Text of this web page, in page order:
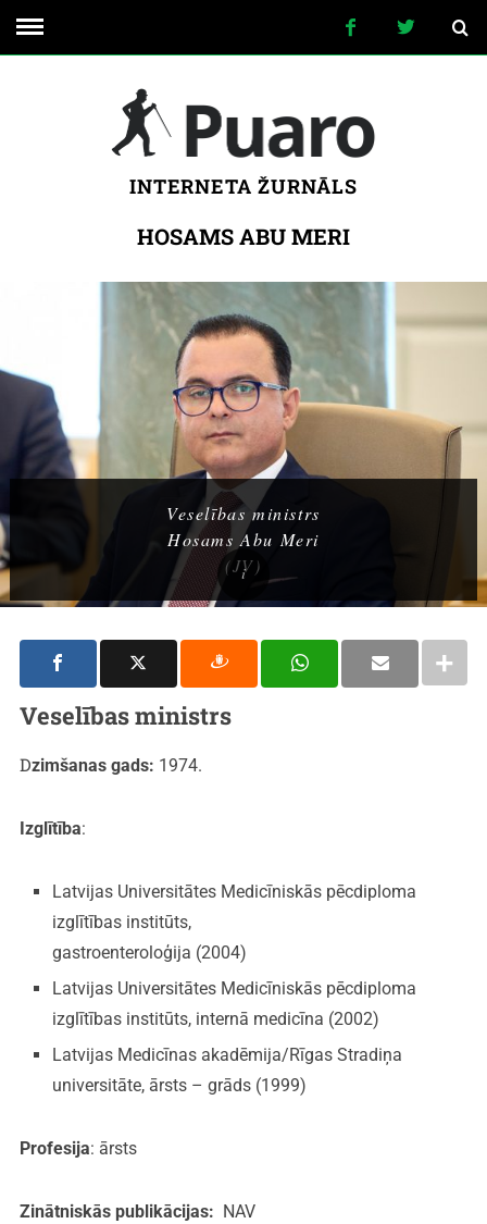
INTERNETA ŽURNĀLS
HOSAMS ABU MERI
Veselības ministrs
Hosams Abu Meri
(JV)
Veselības ministrs
Dzimšanas gads: 1974.
Izglītība:
Latvijas Universitātes Medicīniskās pēcdiploma
izglītības institūts,
gastroenteroloģija (2004)
Latvijas Universitātes Medicīniskās pēcdiploma
izglītības institūts, internā medicīna (2002)
Latvijas Medicīnas akadēmija/Rīgas Stradiņa
universitāte, ārsts – grāds (1999)
Profesija: ārsts
Zinātniskās publikācijas: NAV